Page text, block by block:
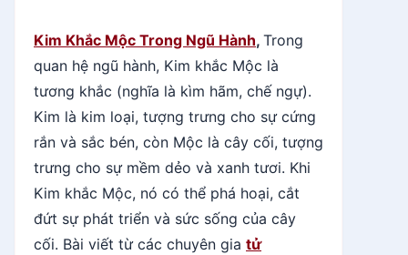
Kim Khắc Mộc Trong Ngũ Hành, Trong
quan hệ ngũ hành, Kim khắc Mộc là
tương khắc (nghĩa là kìm hãm, chế ngự).
Kim là kim loại, tượng trưng cho sự cứng
rắn và sắc bén, còn Mộc là cây cối, tượng
trưng cho sự mềm dẻo và xanh tươi. Khi
Kim khắc Mộc, nó có thể phá hoại, cắt
đứt sự phát triển và sức sống của cây
cối. Bài viết từ các chuyên gia tử